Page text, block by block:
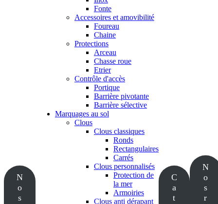
N
o
s
Fonte
Accessoires et amovibilité
Foureau
Chaine
Protections
Arceau
Chasse roue
Etrier
Contrôle d'accès
Portique
Barrière pivotante
Barrière sélective
Marquages au sol
Clous
Clous classiques
Ronds
Rectangulaires
Carrés
Clous personnalisés
Protection de
la mer
Armoiries
Clous anti dérapant
C
a
t
N
o
s
r